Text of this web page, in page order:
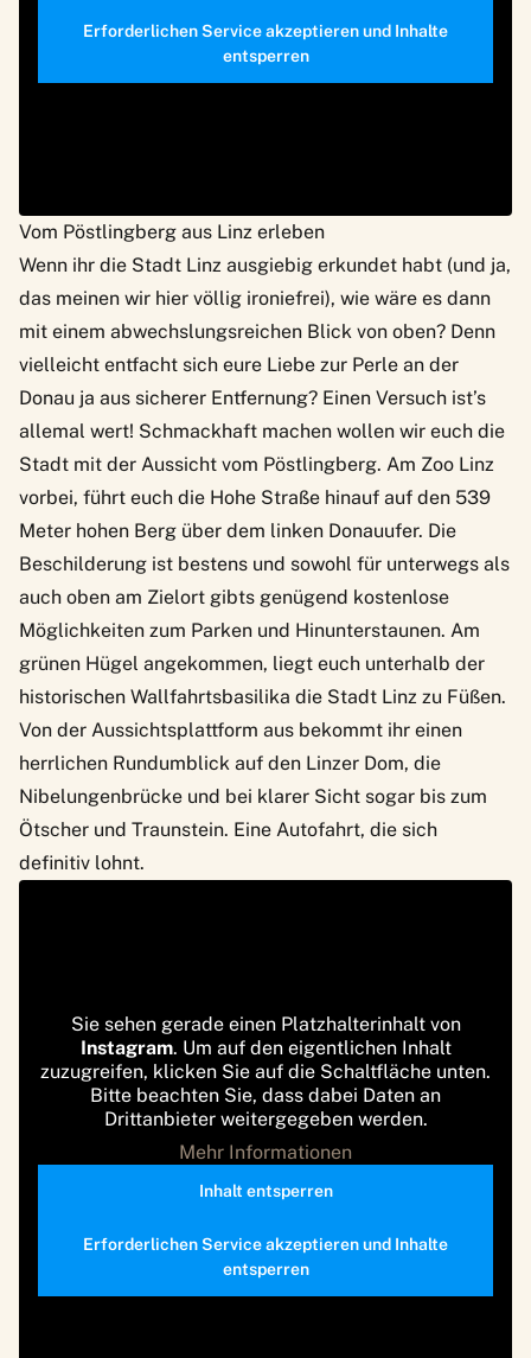
Erforderlichen Service akzeptieren und Inhalte
entsperren
Vom Pöstlingberg aus Linz erleben
Wenn ihr die Stadt Linz ausgiebig erkundet habt (und ja,
das meinen wir hier völlig ironiefrei), wie wäre es dann
mit einem abwechslungsreichen Blick von oben? Denn
vielleicht entfacht sich eure Liebe zur Perle an der
Donau ja aus sicherer Entfernung? Einen Versuch ist’s
allemal wert! Schmackhaft machen wollen wir euch die
Stadt mit der Aussicht vom Pöstlingberg. Am Zoo Linz
vorbei, führt euch die Hohe Straße hinauf auf den 539
Meter hohen Berg über dem linken Donauufer. Die
Beschilderung ist bestens und sowohl für unterwegs als
auch oben am Zielort gibts genügend kostenlose
Möglichkeiten zum Parken und Hinunterstaunen. Am
grünen Hügel angekommen, liegt euch unterhalb der
historischen Wallfahrtsbasilika die Stadt Linz zu Füßen.
Von der Aussichtsplattform aus bekommt ihr einen
herrlichen Rundumblick auf den Linzer Dom, die
Nibelungenbrücke und bei klarer Sicht sogar bis zum
Ötscher und Traunstein. Eine Autofahrt, die sich
definitiv lohnt.
Sie sehen gerade einen Platzhalterinhalt von
Instagram. Um auf den eigentlichen Inhalt
zuzugreifen, klicken Sie auf die Schaltfläche unten.
Bitte beachten Sie, dass dabei Daten an
Drittanbieter weitergegeben werden.
Mehr Informationen
Inhalt entsperren
Erforderlichen Service akzeptieren und Inhalte
entsperren